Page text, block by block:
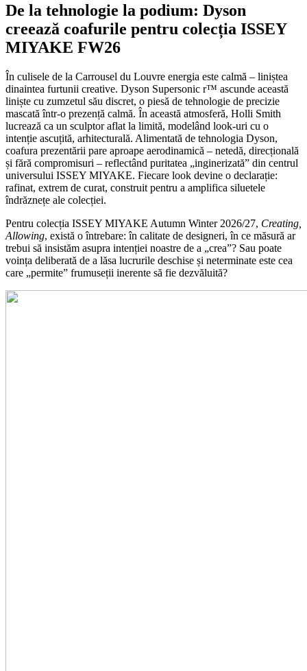
De la tehnologie la podium: Dyson
creează coafurile pentru colecția ISSEY
MIYAKE FW26
În culisele de la Carrousel du Louvre energia este calmă – liniștea
dinaintea furtunii creative. Dyson Supersonic r™ ascunde această
liniște cu zumzetul său discret, o piesă de tehnologie de precizie
mascată într-o prezență calmă. În această atmosferă, Holli Smith
lucrează ca un sculptor aflat la limită, modelând look-uri cu o
intenție ascuțită, arhitecturală. Alimentată de tehnologia Dyson,
coafura prezentării pare aproape aerodinamică – netedă, direcțională
și fără compromisuri – reflectând puritatea „inginerizată” din centrul
universului ISSEY MIYAKE. Fiecare look devine o declarație:
rafinat, extrem de curat, construit pentru a amplifica siluetele
îndrăznețe ale colecției.
Pentru colecția ISSEY MIYAKE Autumn Winter 2026/27, Creating,
Allowing, există o întrebare: în calitate de designeri, în ce măsură ar
trebui să insistăm asupra intenției noastre de a „crea”? Sau poate
voința deliberată de a lăsa lucrurile deschise și neterminate este cea
care „permite” frumuseții inerente să fie dezvăluită?